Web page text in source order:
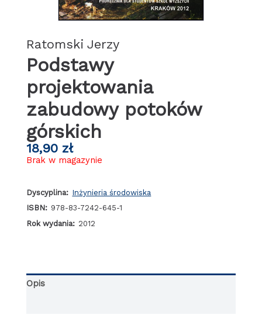
Ratomski Jerzy
Podstawy
projektowania
zabudowy potoków
górskich
18,90 zł
Brak w magazynie
Dyscyplina: Inżynieria środowiska
ISBN: 978-83-7242-645-1
Rok wydania: 2012
Opis